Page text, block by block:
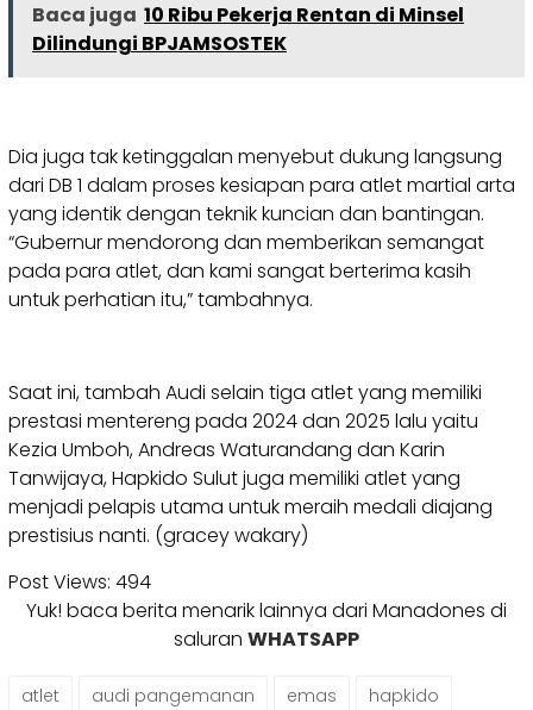
Baca juga 10 Ribu Pekerja Rentan di Minsel
Dilindungi BPJAMSOSTEK
Dia juga tak ketinggalan menyebut dukung langsung
dari DB 1 dalam proses kesiapan para atlet martial arta
yang identik dengan teknik kuncian dan bantingan.
“Gubernur mendorong dan memberikan semangat
pada para atlet, dan kami sangat berterima kasih
untuk perhatian itu,” tambahnya.
Saat ini, tambah Audi selain tiga atlet yang memiliki
prestasi mentereng pada 2024 dan 2025 lalu yaitu
Kezia Umboh, Andreas Waturandang dan Karin
Tanwijaya, Hapkido Sulut juga memiliki atlet yang
menjadi pelapis utama untuk meraih medali diajang
prestisius nanti. (gracey wakary)
Post Views: 494
Yuk! baca berita menarik lainnya dari Manadones di
saluran WHATSAPP
atlet audi pangemanan emas
hapkido